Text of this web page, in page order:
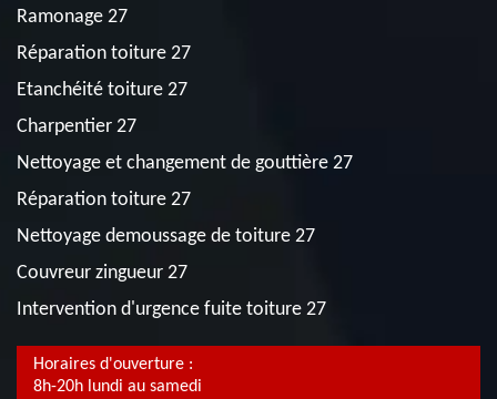
Ramonage 27
Réparation toiture 27
Etanchéité toiture 27
Charpentier 27
Nettoyage et changement de gouttière 27
Réparation toiture 27
Nettoyage demoussage de toiture 27
Couvreur zingueur 27
Intervention d'urgence fuite toiture 27
Horaires d'ouverture :
8h-20h lundi au samedi